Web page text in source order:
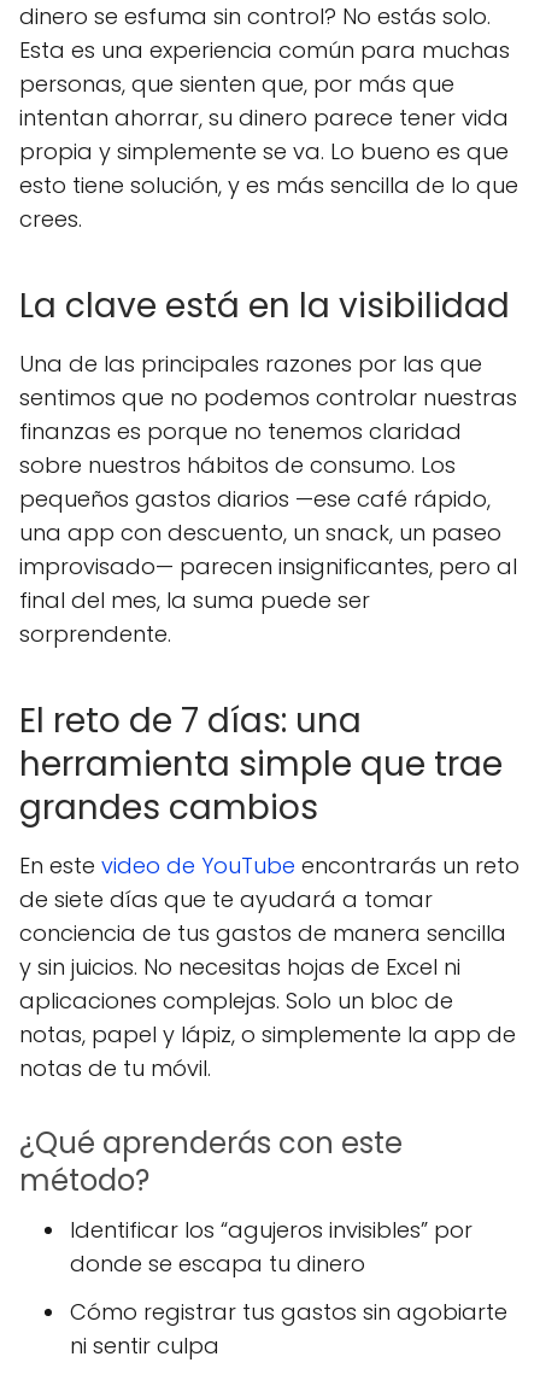
dinero se esfuma sin control? No estás solo.
Esta es una experiencia común para muchas
personas, que sienten que, por más que
intentan ahorrar, su dinero parece tener vida
propia y simplemente se va. Lo bueno es que
esto tiene solución, y es más sencilla de lo que
crees.
La clave está en la visibilidad
Una de las principales razones por las que
sentimos que no podemos controlar nuestras
finanzas es porque no tenemos claridad
sobre nuestros hábitos de consumo. Los
pequeños gastos diarios —ese café rápido,
una app con descuento, un snack, un paseo
improvisado— parecen insignificantes, pero al
final del mes, la suma puede ser
sorprendente.
El reto de 7 días: una
herramienta simple que trae
grandes cambios
En este video de YouTube encontrarás un reto
de siete días que te ayudará a tomar
conciencia de tus gastos de manera sencilla
y sin juicios. No necesitas hojas de Excel ni
aplicaciones complejas. Solo un bloc de
notas, papel y lápiz, o simplemente la app de
notas de tu móvil.
¿Qué aprenderás con este
método?
Identificar los “agujeros invisibles” por
donde se escapa tu dinero
Cómo registrar tus gastos sin agobiarte
ni sentir culpa